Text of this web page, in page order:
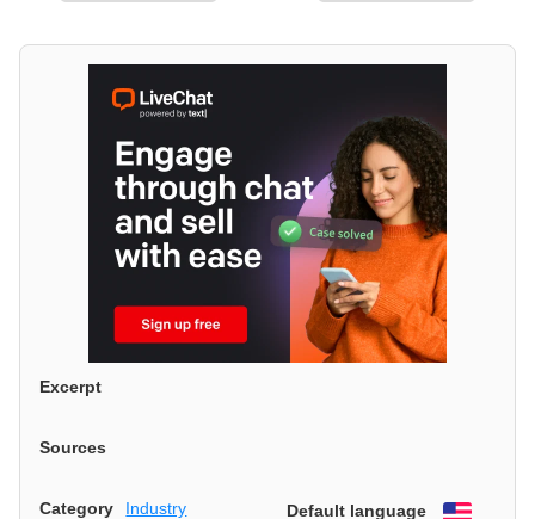
Excerpt
Sources
Category
Industry
Default language English